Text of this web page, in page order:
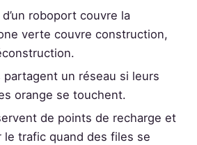
roboport couvre la
verte couvre construction,
un réseau si leurs
orange se touchent.
de points de recharge et
le trafic quand des files se